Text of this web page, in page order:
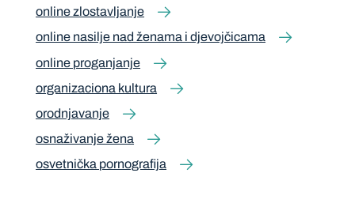
online zlostavljanje
online nasilje nad ženama i djevojčicama
online proganjanje
organizaciona kultura
orodnjavanje
osnaživanje žena
osvetnička pornografija